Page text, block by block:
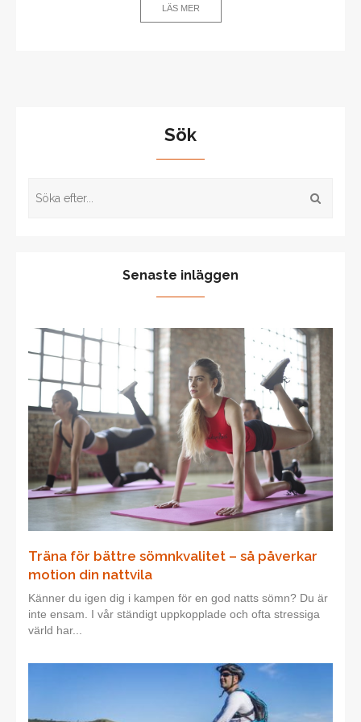
LÄS MER
Sök
Senaste inläggen
Träna för bättre sömnkvalitet – så påverkar
motion din nattvila
Känner du igen dig i kampen för en god natts sömn? Du är
inte ensam. I vår ständigt uppkopplade och ofta stressiga
värld har...